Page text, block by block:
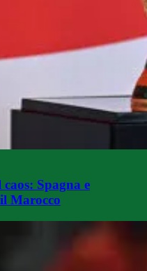
Spagna e
Marocco